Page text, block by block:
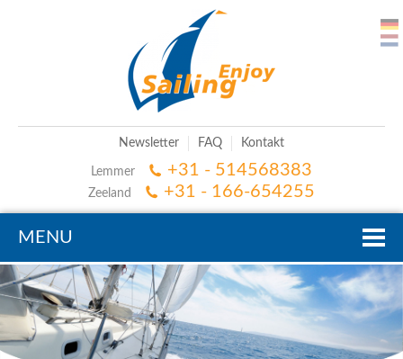
Newsletter FAQ Kontakt
Lemmer +31 - 514568383
Zeeland +31 - 166-654255
MENU